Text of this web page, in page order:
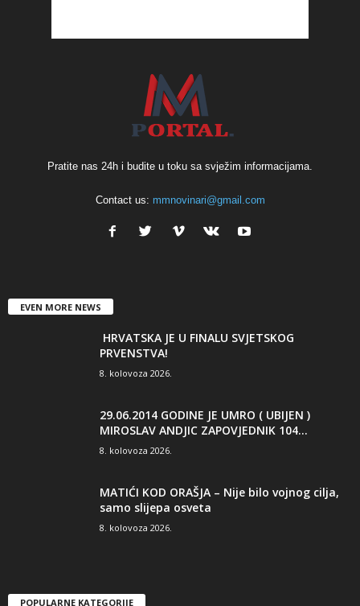
Pratite nas 24h i budite u toku sa svježim informacijama.
Contact us: mmnovinari@gmail.com
EVEN MORE NEWS
HRVATSKA JE U FINALU SVJETSKOG
PRVENSTVA!
8. kolovoza 2026.
29.06.2014 GODINE JE UMRO ( UBIJEN )
MIROSLAV ANDJIC ZAPOVJEDNIK 104...
8. kolovoza 2026.
MATIĆI KOD ORAŠJA – Nije bilo vojnog cilja,
samo slijepa osveta
8. kolovoza 2026.
POPULARNE KATEGORIJE